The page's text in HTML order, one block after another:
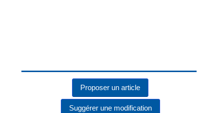
Proposer un article
Suggérer une modification